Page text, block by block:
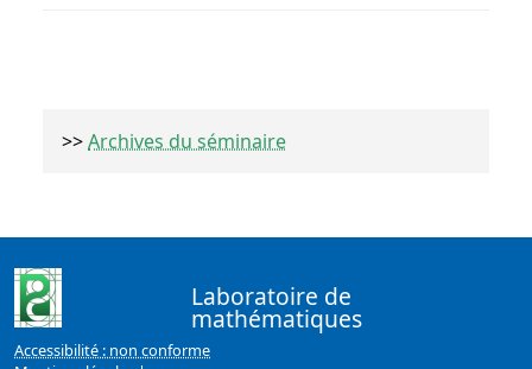
>>Archives du séminaire
Laboratoire de
mathématiques
Accessibilité : non conforme